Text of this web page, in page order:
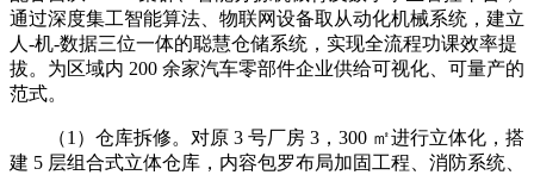
通过深度集工智能算法、物联网设备取从动化机械系统，建立
人-机-数据三位一体的聪慧仓储系统，实现全流程功课效率提
拔。为区域内 200 余家汽车零部件企业供给可视化、可量产的
范式。
（1）仓库拆修。对原 3 号厂房 3，300 ㎡进行立体化，搭
建 5 层组合式立体仓库，内容包罗布局加固工程、消防系统、